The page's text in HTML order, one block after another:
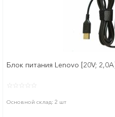
Блок питания Lenovo [20V;
Основной склад: 2 шт